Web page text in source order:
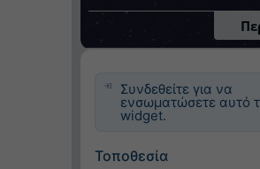
Συνδεθείτε για να
ενσωματώσετε αυτό
widget.
Τοποθεσία